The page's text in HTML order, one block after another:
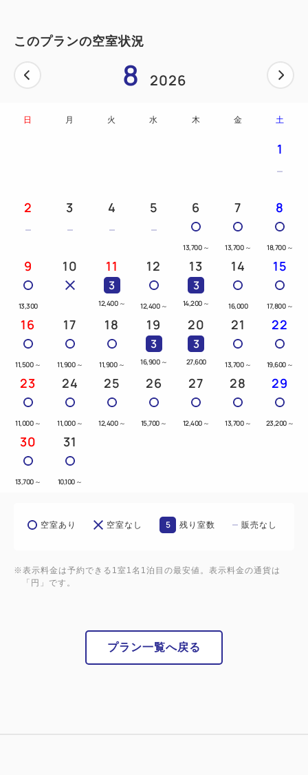
このプランの空室状況
8 2026
日 月 火 水 木 金 土
1
2 3 4 5 6
13,700 ～
7
13,700 ～
8
18,700 ～
9
13,300
10 11
3
12,400 ～
12
12,400 ～
13
3
14,200 ～
14
16,000
15
17,800 ～
16
11,500 ～
17
11,900 ～
18
11,900 ～
19
3
16,900 ～
20
3
27,600
21
13,700 ～
22
19,600 ～
23
11,000 ～
24
11,000 ～
25
12,400 ～
26
15,700 ～
27
12,400 ～
28
13,700 ～
29
23,200 ～
30
13,700 ～
31
10,100 ～
空室あり 空室なし 5 残り室数 販売なし
※表示料金は予約できる1室1名1泊目の最安値。表示料金の通貨は
「円」です。
プラン一覧へ戻る